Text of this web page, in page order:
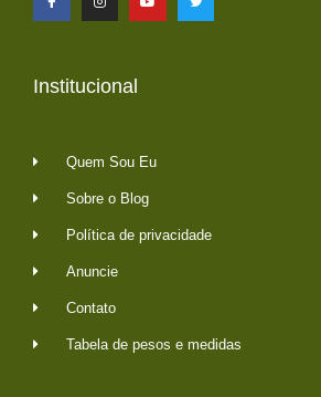
Institucional
Quem Sou Eu
Sobre o Blog
Política de privacidade
Anuncie
Contato
Tabela de pesos e medidas